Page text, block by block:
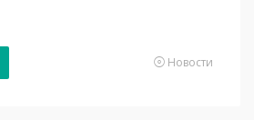
Новости